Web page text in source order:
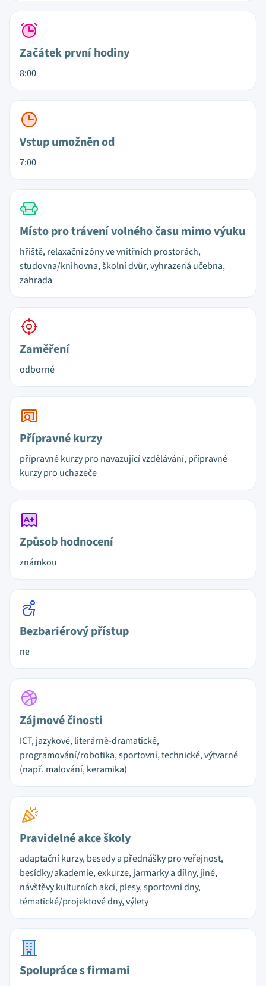
Začátek první hodiny
8:00
Vstup umožněn od
7:00
Místo pro trávení volného času mimo výuku
hřiště, relaxační zóny ve vnitřních prostorách,
studovna/knihovna, školní dvůr, vyhrazená učebna,
zahrada
Zaměření
odborné
Přípravné kurzy
přípravné kurzy pro navazující vzdělávání, přípravné
kurzy pro uchazeče
Způsob hodnocení
známkou
Bezbariérový přístup
ne
Zájmové činosti
ICT, jazykové, literárně-dramatické,
programování/robotika, sportovní, technické, výtvarné
(např. malování, keramika)
Pravidelné akce školy
adaptační kurzy, besedy a přednášky pro veřejnost,
besídky/akademie, exkurze, jarmarky a dílny, jiné,
návštěvy kulturních akcí, plesy, sportovní dny,
tématické/projektové dny, výlety
Spolupráce s firmami